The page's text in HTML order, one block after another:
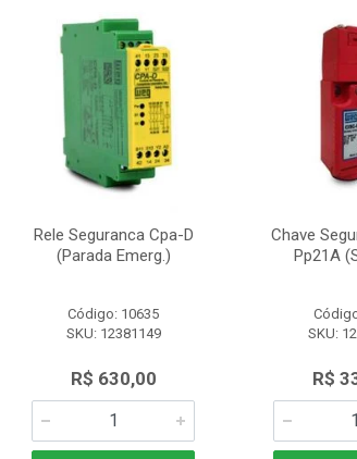
Rele Seguranca Cpa-D
(Parada Emerg.)
Código: 10635
SKU: 12381149
R$ 630,00
Chave
Pp21A
SKU:
R$